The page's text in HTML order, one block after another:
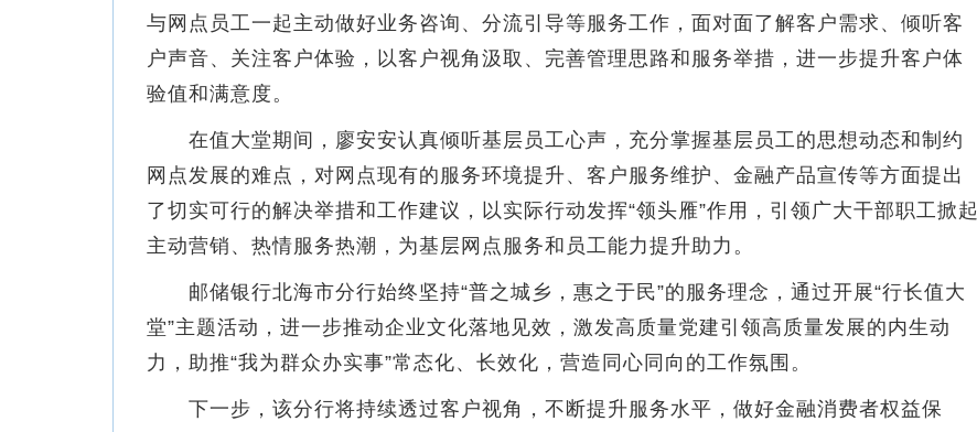
与网点员工一起主动做好业务咨询、分流引导等服务工作，面对面了解客户需求、倾听客
户声音、关注客户体验，以客户视角汲取、完善管理思路和服务举措，进一步提升客户体
验值和满意度。
在值大堂期间，廖安安认真倾听基层员工心声，充分掌握基层员工的思想动态和制约
网点发展的难点，对网点现有的服务环境提升、客户服务维护、金融产品宣传等方面提出
了切实可行的解决举措和工作建议，以实际行动发挥“领头雁”作用，引领广大干部职工掀起
主动营销、热情服务热潮，为基层网点服务和员工能力提升助力。
邮储银行北海市分行始终坚持“普之城乡，惠之于民”的服务理念，通过开展“行长值大
堂”主题活动，进一步推动企业文化落地见效，激发高质量党建引领高质量发展的内生动
力，助推“我为群众办实事”常态化、长效化，营造同心同向的工作氛围。
下一步，该分行将持续透过客户视角，不断提升服务水平，做好金融消费者权益保